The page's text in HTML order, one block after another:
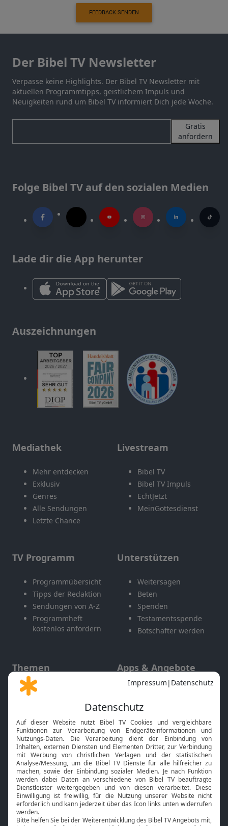
FEEDBACK SENDEN
Der Bibel TV Newsletter
Verpasse keine Highlights. Der Bibel TV Newsletter mit
aktuellen Programmtipps, geistlichem Impuls und
Neuigkeiten rund um Bibel TV informiert Dich jede Woche.
Gratis
anfordern
Folge Bibel TV auf den sozialen Medien
Lade dir die App herunter
Auszeichnungen
Mediathek
Mehr entdecken
Exklusiv
Genres
Alle Sendungen
Letzte Chance
Livestream
Bibel TV
Bibel TV Impuls
EchtJetzt
MeinGottesdienst
TV Programm
Programmübersicht
Tipps der Redaktion
Sendungen von A-Z
Programmheft
kostenlos anfordern
Unterstützen
Weitersagen
Beten
Spenden
Testamentsspende
Botschafter werden
Themen
Gott und Bibel erklärt
Neuigkeiten
Apps & Angebote
Mobile App
Smart TV
HbbTV
Bibelthek Online-Bibel
Nächster Gottesdienst
Bibel TV Service